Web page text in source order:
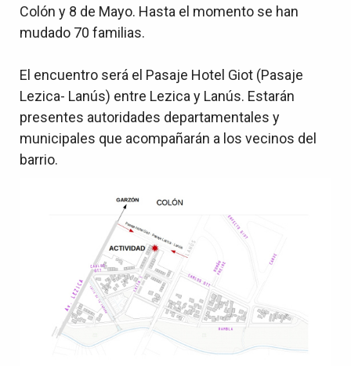
Colón y 8 de Mayo. Hasta el momento se han
mudado 70 familias.
El encuentro será el Pasaje Hotel Giot (Pasaje
Lezica- Lanús) entre Lezica y Lanús. Estarán
presentes autoridades departamentales y
municipales que acompañarán a los vecinos del
barrio.